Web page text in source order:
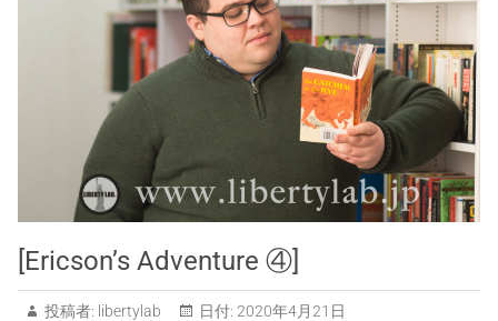
[Ericson’s Adventure ④]
投稿者: libertylab 日付: 2020年4月21日